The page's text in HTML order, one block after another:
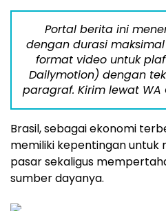
Portal berita ini
dengan durasi
format video untuk
Dailymotion) dengan
paragraf. Kirim lewat WA
Brasil, sebagai ekonomi
memiliki kepentingan untuk
pasar sekaligus
sumber dayanya.